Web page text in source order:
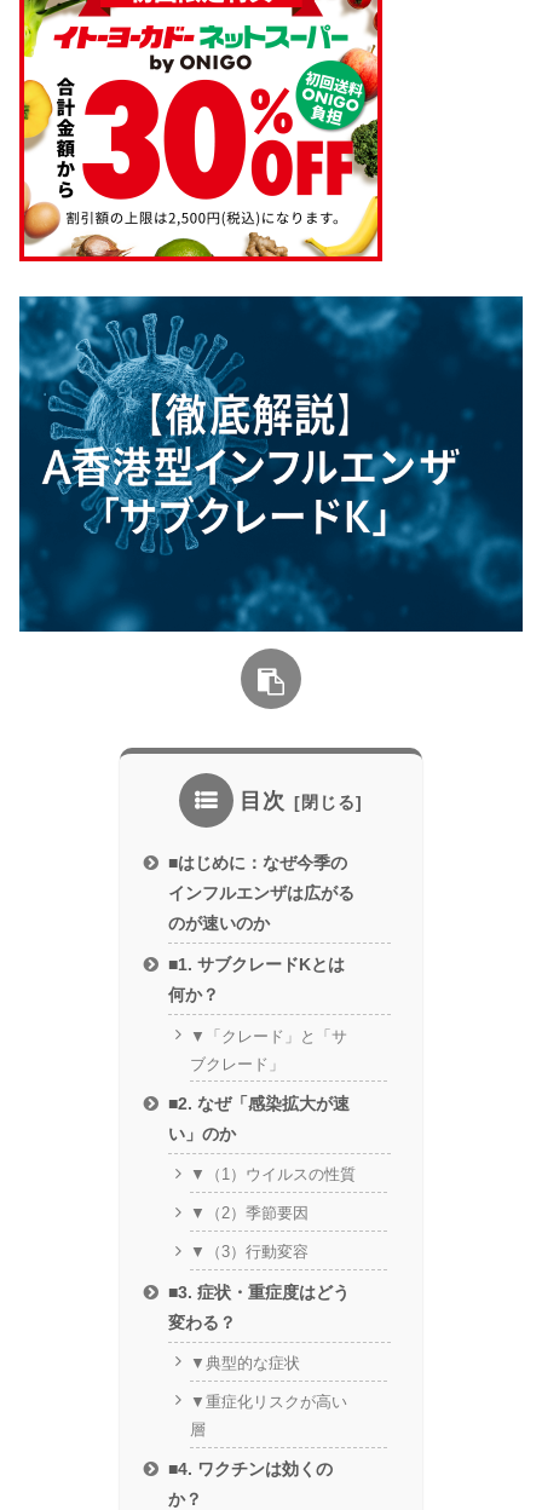
目次
■はじめに：なぜ今季の
インフルエンザは広がる
のが速いのか
■1. サブクレードKとは
何か？
▼「クレード」と「サ
ブクレード」
■2. なぜ「感染拡大が速
い」のか
▼（1）ウイルスの性質
▼（2）季節要因
▼（3）行動変容
■3. 症状・重症度はどう
変わる？
▼典型的な症状
▼重症化リスクが高い
層
■4. ワクチンは効くの
か？